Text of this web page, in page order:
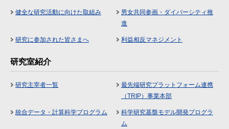
健全な研究活動に向けた取組み
男女共同参画・ダイバーシティ推
進
研究に参加された皆さまへ 利益相反マネジメント
研究室紹介
研究主宰者一覧
最先端研究プラットフォーム連携
（TRIP）事業本部
統合データ・計算科学プログラム
科学研究基盤モデル開発プログラ
ム